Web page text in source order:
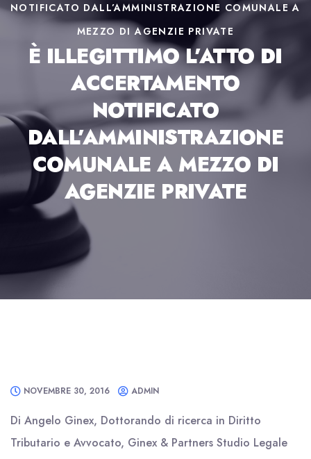
NOTIFICATO DALL’AMMINISTRAZIONE COMUNALE A
MEZZO DI AGENZIE PRIVATE
È ILLEGITTIMO L’ATTO DI
ACCERTAMENTO
NOTIFICATO
DALL’AMMINISTRAZIONE
COMUNALE A MEZZO DI
AGENZIE PRIVATE
NOVEMBRE 30, 2016 ADMIN
Di Angelo Ginex, Dottorando di ricerca in Diritto
Tributario e Avvocato, Ginex & Partners Studio Legale